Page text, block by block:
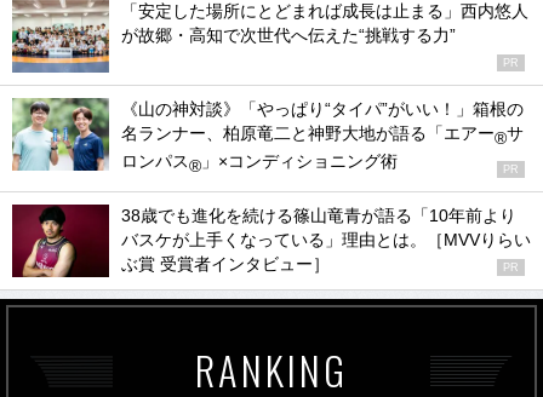
「安定した場所にとどまれば成長は止まる」西内悠人
が故郷・高知で次世代へ伝えた“挑戦する力”
PR
《山の神対談》「やっぱり“タイパ”がいい！」箱根の
名ランナー、柏原竜二と神野大地が語る「エアー®サ
ロンパス® 」×コンディショニング術 PR
38歳でも進化を続ける篠山竜青が語る「10年前より
バスケが上手くなっている」理由とは。［MVVりらい
ぶ賞 受賞者インタビュー］
PR
RANKING